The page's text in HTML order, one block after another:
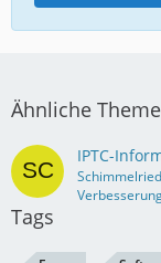
Ähnliche
IPTC-
Tags